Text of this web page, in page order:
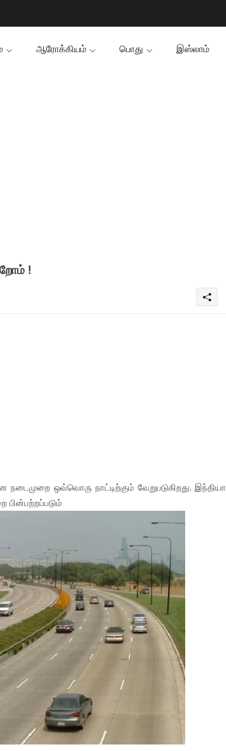
ஆரோக்கியம் பொது இஸ்லாம்
!
ஒவ்வொரு நாட்டிற்கும் வேறுபடுகிறது. இந்தியா
பின்பற்றப்படும்